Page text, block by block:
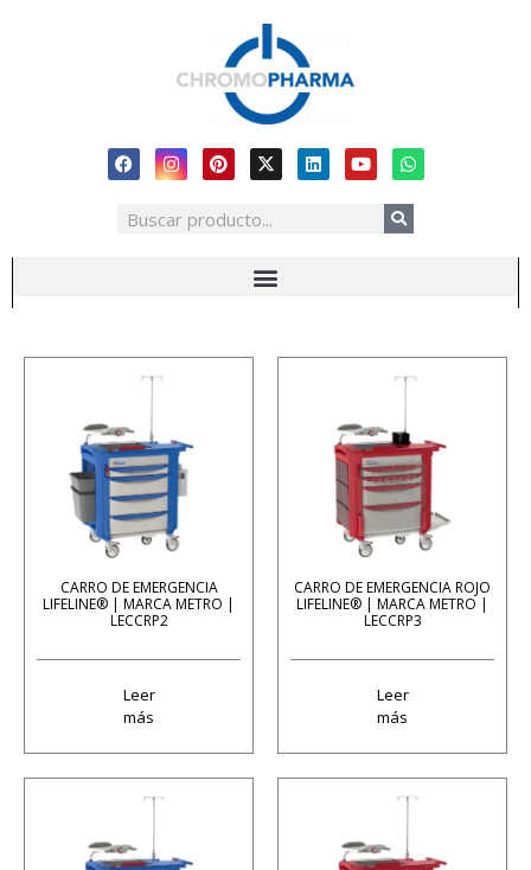
CARRO DE EMERGENCIA
LIFELINE® | MARCA METRO |
LECCRP2
Leer
más
CARRO DE EMERGENCIA ROJO
LIFELINE® | MARCA METRO |
LECCRP3
Leer
más